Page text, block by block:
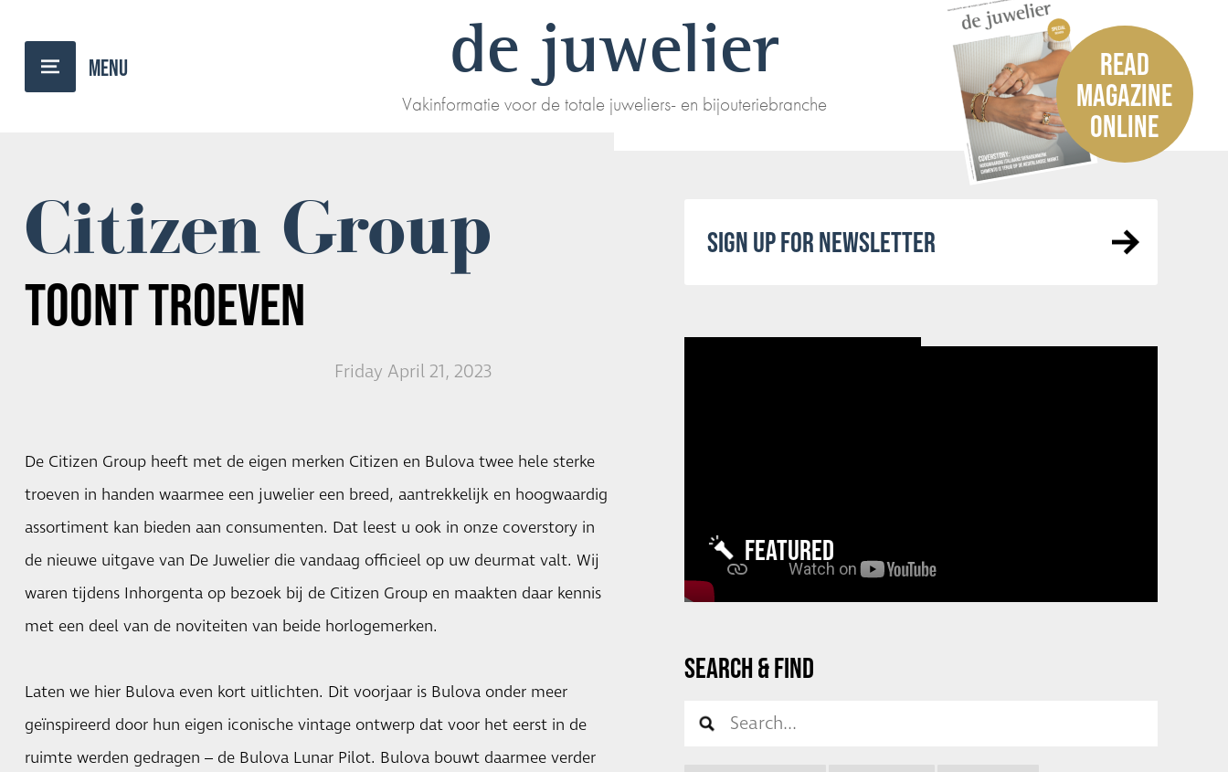
de juwelier
Vakinformatie voor de totale juweliers- en bijouteriebranche
READ
MAGAZINE
ONLINE
Citizen Group
TOONT TROEVEN
Friday April 21, 2023
De Citizen Group heeft met de eigen merken Citizen en Bulova twee hele sterke
troeven in handen waarmee een juwelier een breed, aantrekkelijk en hoogwaardig
assortiment kan bieden aan consumenten. Dat leest u ook in onze coverstory in
de nieuwe uitgave van De Juwelier die vandaag officieel op uw deurmat valt. Wij
waren tijdens Inhorgenta op bezoek bij de Citizen Group en maakten daar kennis
met een deel van de noviteiten van beide horlogemerken.
Laten we hier Bulova even kort uitlichten. Dit voorjaar is Bulova onder meer
geïnspireerd door hun eigen iconische vintage ontwerp dat voor het eerst in de
ruimte werden gedragen – de Bulova Lunar Pilot. Bulova bouwt daarmee verder
SIGN UP FOR NEWSLETTER
FEATURED
SEARCH & FIND